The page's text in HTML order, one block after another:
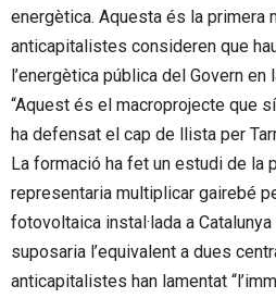
energètica. Aquesta és la primera
anticapitalistes consideren que
l’energètica pública del Govern en
“Aquest és el macroprojecte que
ha defensat el cap de llista per
La formació ha fet un estudi de la
representaria multiplicar gairebé
fotovoltaica instal·lada a
suposaria l’equivalent a dues
anticapitalistes han lamentat